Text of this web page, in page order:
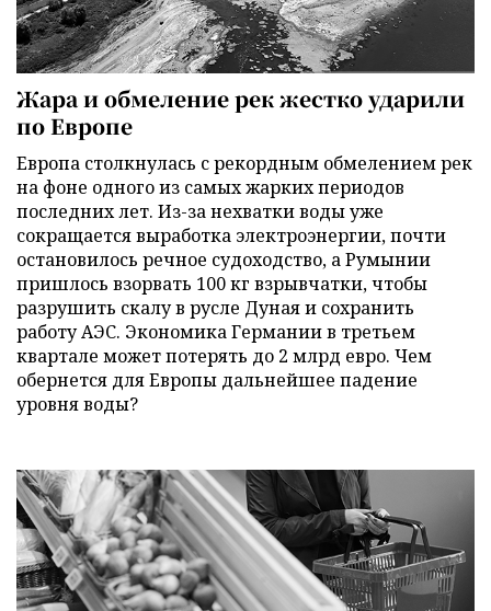
Жара и обмеление рек жестко ударили
по Европе
Европа столкнулась с рекордным обмелением рек
на фоне одного из самых жарких периодов
последних лет. Из-за нехватки воды уже
сокращается выработка электроэнергии, почти
остановилось речное судоходство, а Румынии
пришлось взорвать 100 кг взрывчатки, чтобы
разрушить скалу в русле Дуная и сохранить
работу АЭС. Экономика Германии в третьем
квартале может потерять до 2 млрд евро. Чем
обернется для Европы дальнейшее падение
уровня воды?